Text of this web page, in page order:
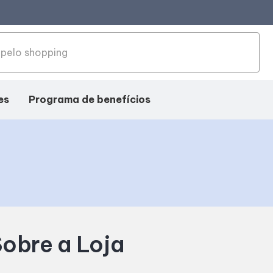
Programa de benefícios
a Loja